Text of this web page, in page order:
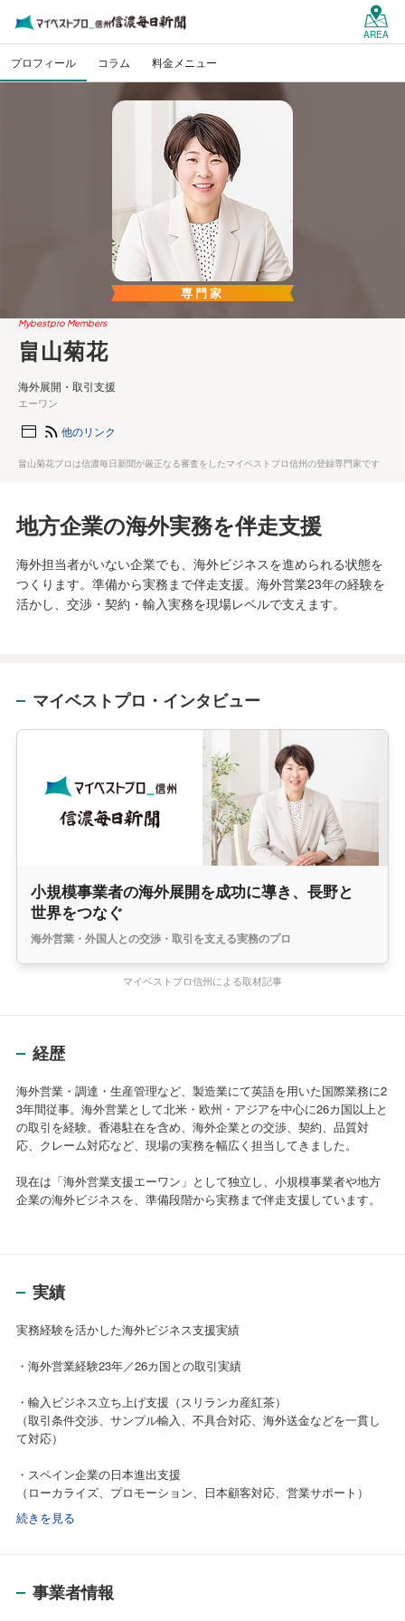
AREA
プロフィール コラム 料金メニュー
専門家
Mybestpro Members
畠山菊花
海外展開・取引支援
エーワン
他のリンク
畠山菊花プロは信濃毎日新聞が厳正なる審査をしたマイベストプロ信州の登録専門家です
地方企業の海外実務を伴走支援
海外担当者がいない企業でも、海外ビジネスを進められる状態を
つくります。準備から実務まで伴走支援。海外営業23年の経験を
活かし、交渉・契約・輸入実務を現場レベルで支えます。
マイベストプロ・インタビュー
小規模事業者の海外展開を成功に導き、長野と
世界をつなぐ
海外営業・外国人との交渉・取引を支える実務のプロ
マイベストプロ信州による取材記事
経歴
海外営業・調達・生産管理など、製造業にて英語を用いた国際業務に2
3年間従事。海外営業として北米・欧州・アジアを中心に26カ国以上と
の取引を経験。香港駐在を含め、海外企業との交渉、契約、品質対
応、クレーム対応など、現場の実務を幅広く担当してきました。
現在は「海外営業支援エーワン」として独立し、小規模事業者や地方
企業の海外ビジネスを、準備段階から実務まで伴走支援しています。
実績
実務経験を活かした海外ビジネス支援実績
・海外営業経験23年／26カ国との取引実績
・輸入ビジネス立ち上げ支援（スリランカ産紅茶）
（取引条件交渉、サンプル輸入、不具合対応、海外送金などを一貫し
て対応）
・スペイン企業の日本進出支援
（ローカライズ、プロモーション、日本顧客対応、営業サポート）
・輸入代理店業務（スペイン・パエリアスープ）
・薪火ストーブメーカーの外部海外営業担当
（海外問い合わせ対応、取引条件交渉、見積作成、商談対応）
続きを見る
事業者情報